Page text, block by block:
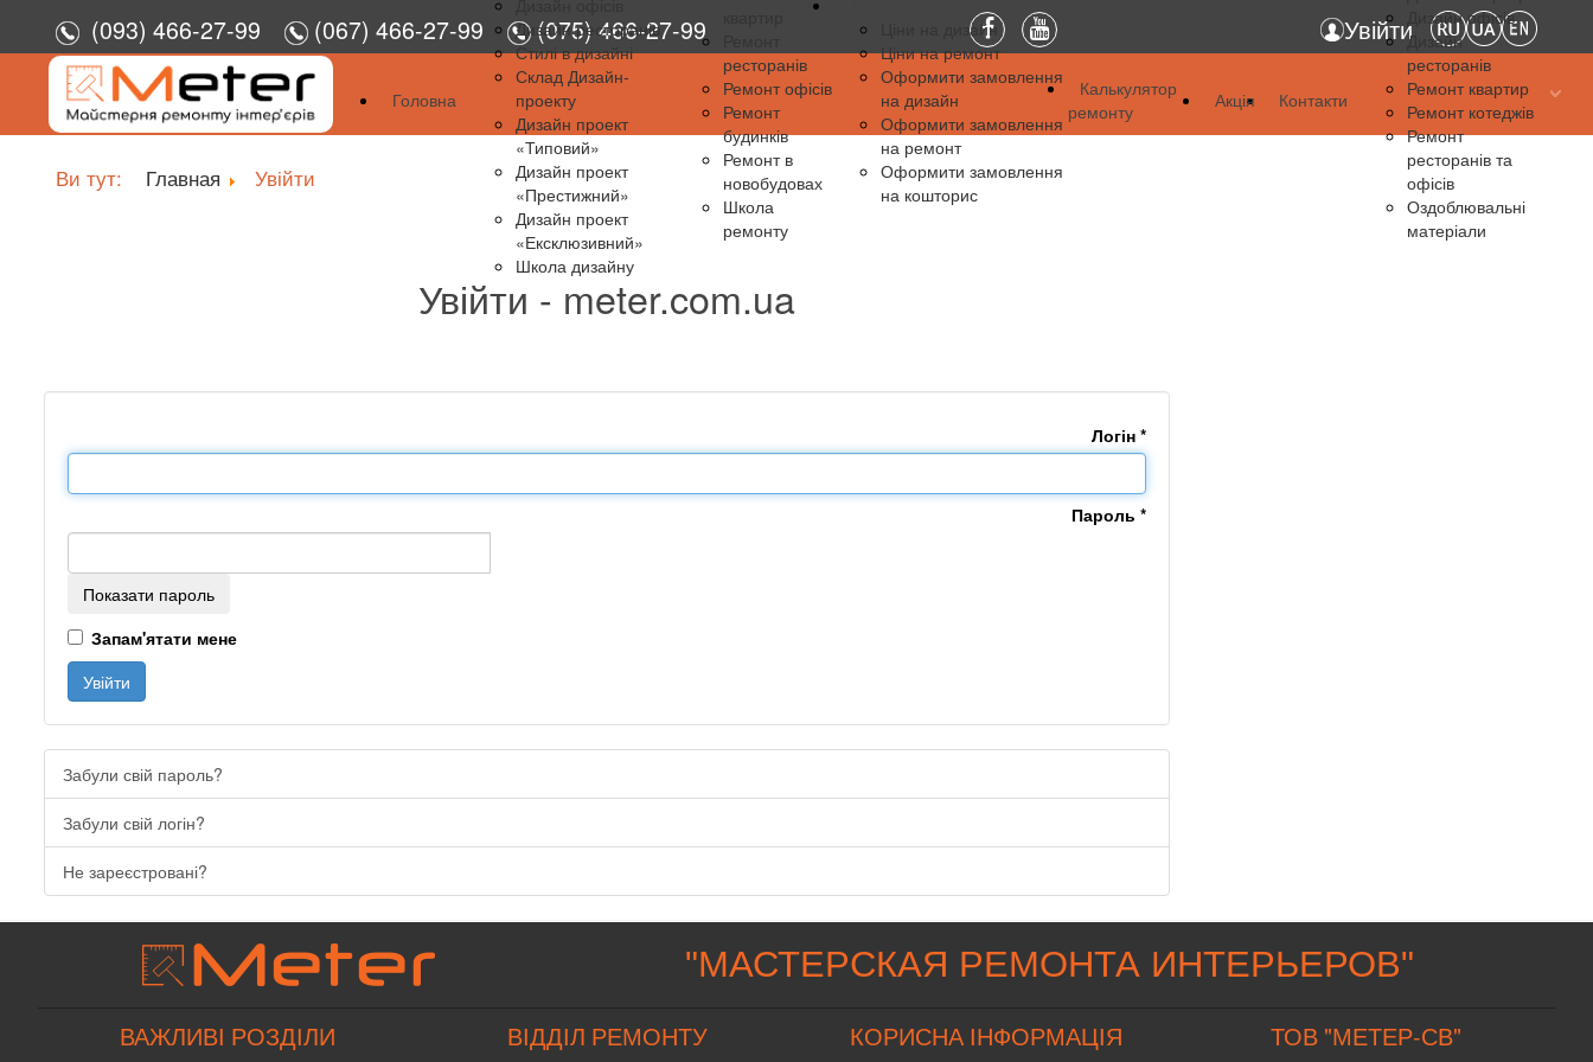
(093) 466-27-99 (067) 466-27-99 (075) 466-27-99 Увійти
Головна
Дизайн ресторанів
Стилі в дизайні
Склад Дизайн-
проекту
Дизайн проект
«Типовий»
Дизайн проект
«Престижний»
Дизайн проект
«Ексклюзивний»
Школа дизайну
ресторанів
Ремонт офісів
Ремонт
будинків
Ремонт в
новобудовах
Школа
ремонту
Ціни на дизайн
Ціни на ремонт
Оформити замовлення
на дизайн
Оформити замовлення
на ремонт
Оформити замовлення
на кошторис
Калькулятор
ремонту
Акція Контакти
Дизайн офісів
Дизайн
ресторанів
Ремонт квартир
Ремонт котеджів
Ремонт
ресторанів та
офісів
Оздоблювальні
матеріали
Ви тут: Главная Увійти
Увійти - meter.com.ua
Логін *
Пароль *
Показати пароль
Запам'ятати мене
Увійти
Забули свій пароль?
Забули свій логін?
Не зареєстровані?
"МАСТЕРСКАЯ РЕМОНТА ИНТЕРЬЕРОВ"
ВАЖЛИВІ РОЗДІЛИ ВІДДІЛ РЕМОНТУ КОРИСНА ІНФОРМАЦІЯ ТОВ "МЕТЕР-СВ"